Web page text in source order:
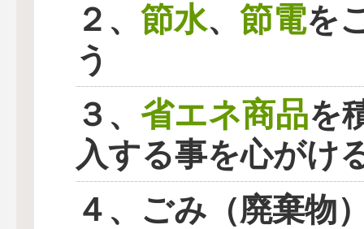
２、 節水、 節電を
う
３、 省エネ商品を
入する事を心がけ
４、ごみ（廃棄物